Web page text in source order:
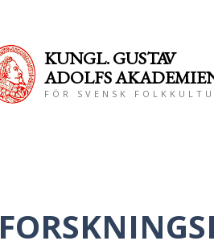
KUNGL. GUSTAV
ADOLFS
FÖR SVENSK